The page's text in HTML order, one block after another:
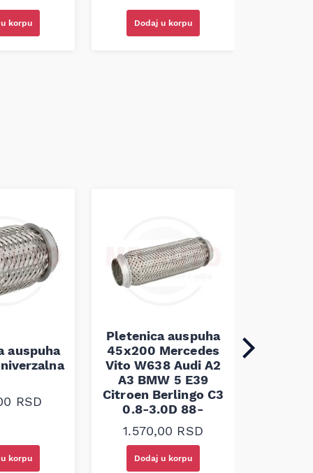
korpu Dodaj u korpu
auspuha
RSD
korpu
Pletenica auspuha
45x200 Mercedes
Vito W638 Audi A2
A3 BMW 5 E39
Citroen Berlingo C3
0.8-3.0D 88-
1.570,00 RSD
Dodaj u korpu